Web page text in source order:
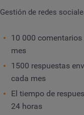
Gestión de redes
10 000 comentarios
mes
1500 respuestas
cada mes
El tiempo de
24 horas